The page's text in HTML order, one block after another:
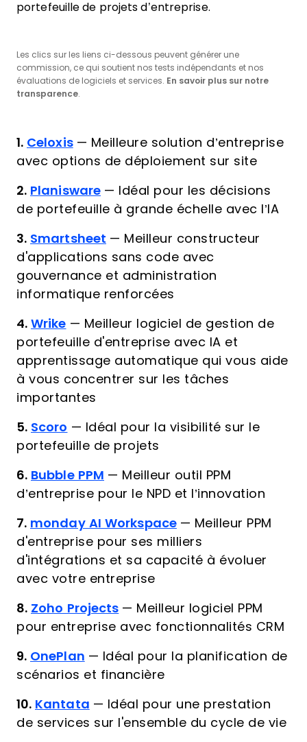
portefeuille de projets d’entreprise.
Les clics sur les liens ci-dessous peuvent générer une
commission, ce qui soutient nos tests indépendants et nos
évaluations de logiciels et services. En savoir plus sur notre
transparence.
1. Celoxis — Meilleure solution d’entreprise
avec options de déploiement sur site
2. Planisware —
Idéal pour les décisions
de portefeuille à grande échelle avec l’IA
3. Smartsheet — Meilleur constructeur
d'applications sans code avec
gouvernance et administration
informatique renforcées
4. Wrike — Meilleur logiciel de gestion de
portefeuille d'entreprise avec IA et
apprentissage automatique qui vous aide
à vous concentrer sur les tâches
importantes
5. Scoro — Idéal pour la visibilité sur le
portefeuille de projets
6. Bubble PPM — Meilleur outil PPM
d’entreprise pour le NPD et l’innovation
7. monday AI Workspace — Meilleur PPM
d'entreprise pour ses milliers
d'intégrations et sa capacité à évoluer
avec votre entreprise
8. Zoho Projects — Meilleur logiciel PPM
pour entreprise avec fonctionnalités CRM
9. OnePlan — Idéal pour la planification de
scénarios et financière
10. Kantata — Idéal pour une prestation
de services sur l'ensemble du cycle de vie